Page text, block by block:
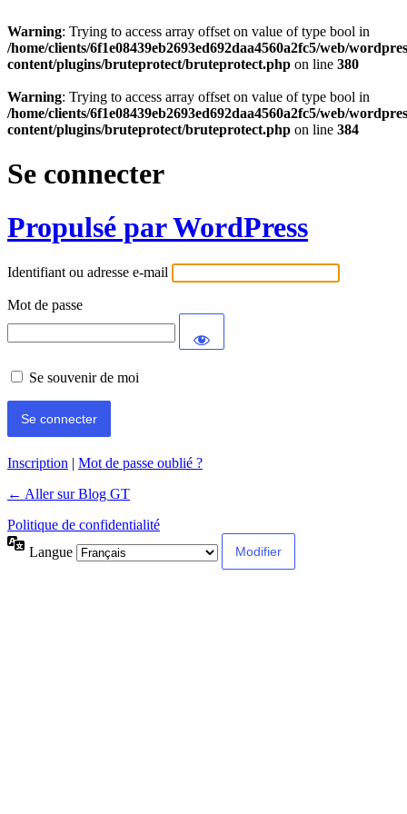
Warning: Trying to access array offset on value of type bool in
/home/clients/6f1e08439eb2693ed692daa4560a2fc5/web/
content/plugins/bruteprotect/bruteprotect.php on line 380
Warning: Trying to access array offset on value of type bool in
/home/clients/6f1e08439eb2693ed692daa4560a2fc5/web/
content/plugins/bruteprotect/bruteprotect.php on line 384
Se connecter
Propulsé par WordPress
Identifiant ou adresse e-mail
Mot de passe
Se souvenir de moi
Inscription | Mot de passe oublié ?
← Aller sur Blog GT
Politique de confidentialité
Langue